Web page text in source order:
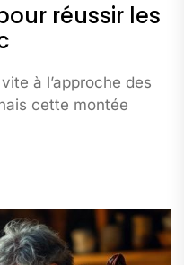
réussir les
à l’approche des
cette montée